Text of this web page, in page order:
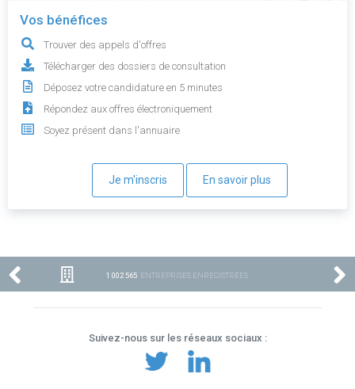
Vos bénéfices
Trouver des appels d'offres
Télécharger des dossiers de consultation
Déposez votre candidature en 5 minutes
Répondez aux offres électroniquement
Soyez présent dans l'annuaire
Je m'inscris En savoir plus
1 002 565 ENTREPRISES ENREGISTRÉES
Suivez-nous sur les réseaux sociaux :